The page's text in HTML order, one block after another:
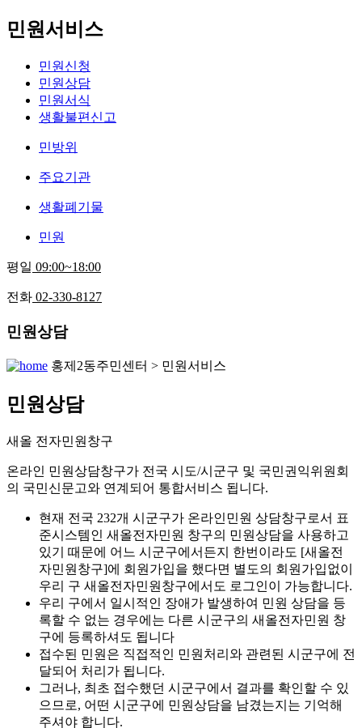
민원서비스
민원신청
민원상담
민원서식
생활불편신고
민방위
주요기관
생활폐기물
민원
평일 09:00~18:00
전화 02-330-8127
민원상담
홍제2동주민센터 > 민원서비스
민원상담
새올 전자민원창구
온라인 민원상담창구가 전국 시도/시군구 및 국민권익위원회
의 국민신문고와 연계되어 통합서비스 됩니다.
현재 전국 232개 시군구가 온라인민원 상담창구로서 표
준시스템인 새올전자민원 창구의 민원상담을 사용하고
있기 때문에 어느 시군구에서든지 한번이라도 [새올전
자민원창구]에 회원가입을 했다면 별도의 회원가입없이
우리 구 새올전자민원창구에서도 로그인이 가능합니다.
우리 구에서 일시적인 장애가 발생하여 민원 상담을 등
록할 수 없는 경우에는 다른 시군구의 새올전자민원 창
구에 등록하셔도 됩니다
접수된 민원은 직접적인 민원처리와 관련된 시군구에 전
달되어 처리가 됩니다.
그러나, 최초 접수했던 시군구에서 결과를 확인할 수 있
으므로, 어떤 시군구에 민원상담을 남겼는지는 기억해
주셔야 합니다.